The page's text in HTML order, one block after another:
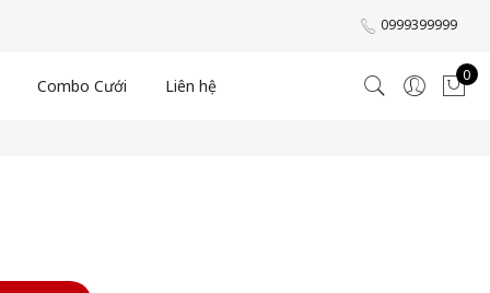
0999399999
Combo Cưới Liên hệ
0